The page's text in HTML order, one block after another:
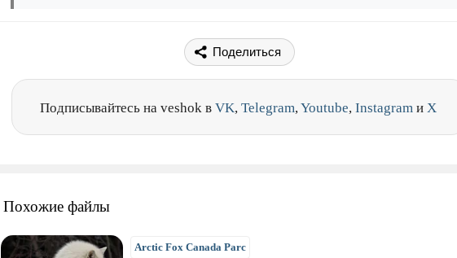
Поделиться
Подписывайтесь на veshok в VK, Telegram,Youtube, Instagram и X
Похожие файлы
Arctic Fox Canada Parc